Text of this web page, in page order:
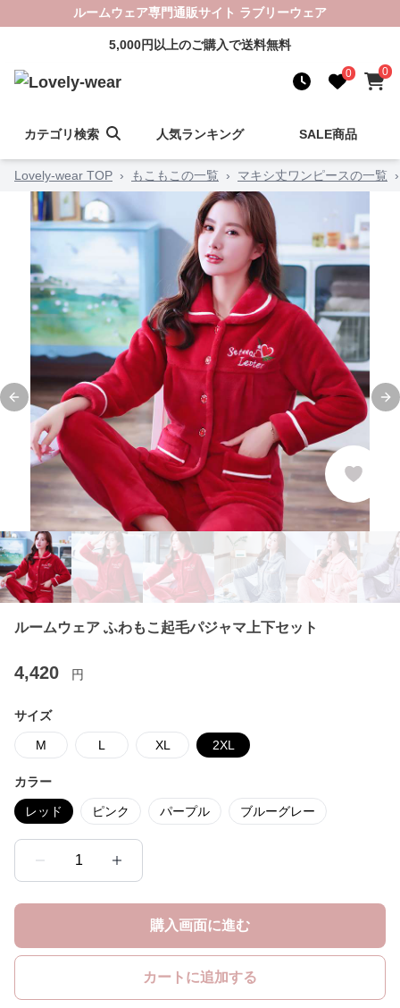
ルームウェア専門通販サイト ラブリーウェア
5,000円以上のご購入で送料無料
0 0
カテゴリ検索 人気ランキング SALE商品
Lovely-wear TOP › もこもこの一覧 › マキシ丈ワンピースの一覧 ›
Previous slide
ルームウェア ふわもこ起毛パジャマ上下セット
4,420 円
サイズ
M L XL 2XL
カラー
レッド ピンク パープル ブルーグレー
1
購入画面に進む
カートに追加する